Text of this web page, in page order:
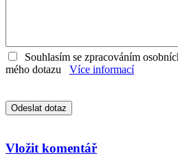
Souhlasím se zpracováním
mého dotazu
Více informací
Vložit komentář